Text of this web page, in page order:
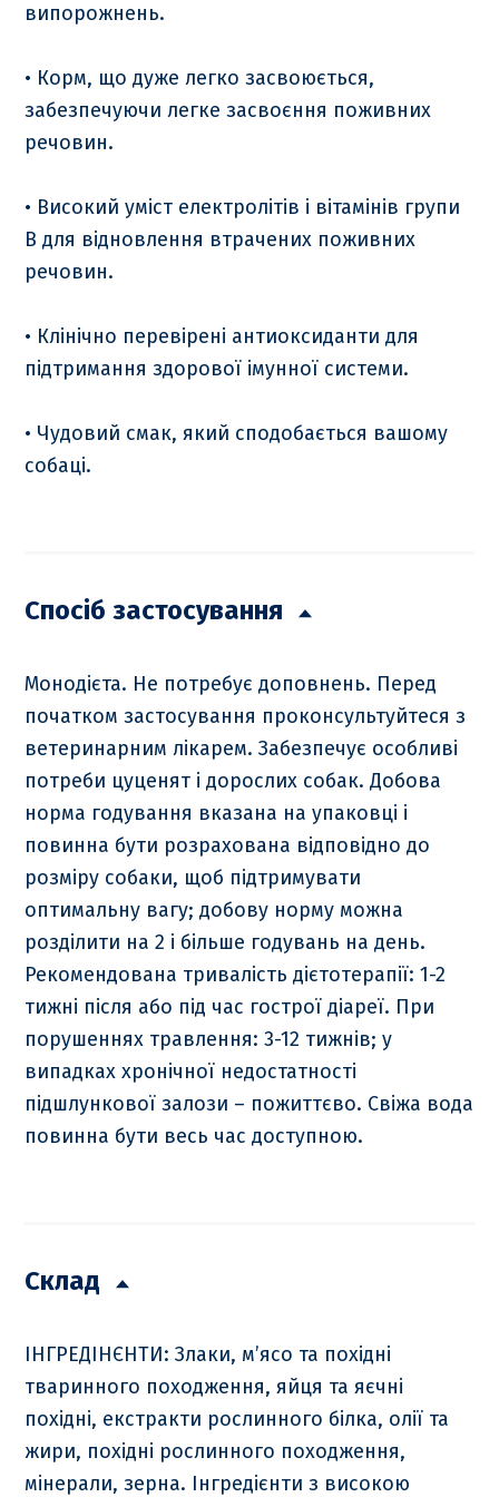
випорожнень.
• Корм, що дуже легко засвоюється,
забезпечуючи легке засвоєння поживних
речовин.
• Високий уміст електролітів і вітамінів групи
B для відновлення втрачених поживних
речовин.
• Клінічно перевірені антиоксиданти для
підтримання здорової імунної системи.
• Чудовий смак, який сподобається вашому
собаці.
Спосіб застосування
Монодієта. Не потребує доповнень. Перед
початком застосування проконсультуйтеся з
ветеринарним лікарем. Забезпечує особливі
потреби цуценят і дорослих собак. Добова
норма годування вказана на упаковці і
повинна бути розрахована відповідно до
розміру собаки, щоб підтримувати
оптимальну вагу; добову норму можна
розділити на 2 і більше годувань на день.
Рекомендована тривалість дієтотерапії: 1-2
тижні після або під час гострої діареї. При
порушеннях травлення: 3-12 тижнів; у
випадках хронічної недостатності
підшлункової залози – пожиттєво. Свіжа вода
повинна бути весь час доступною.
Склад
ІНГРЕДІНЄНТИ: Злаки, м’ясо та похідні
тваринного походження, яйця та яєчні
похідні, екстракти рослинного білка, олії та
жири, похідні рослинного походження,
мінерали, зерна. Інгредієнти з високою